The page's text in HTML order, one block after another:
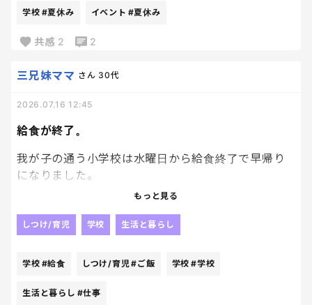
夏休みの予定を全部キャンセルして、これから宇宙
すればいいんか？
まずは地球の外の空気を吸って比較しないと、研究に
学校 #夏休み イベント #夏休み
共感 2 2
給食が終了。
三兄妹ママ さん 30代
2026.07.16 12:45
我が子の通う小学校は水曜日から給食終了で早帰り
になりました。
ついにやってきた、、、。
く。
る。
毎日のお昼ご飯を考えるって相当疲れる。
もっと見る
しつけ/育児 学校 生活と暮らし
学校 #給食 しつけ/育児#ご飯 学校 #学校
生活と暮らし #仕事